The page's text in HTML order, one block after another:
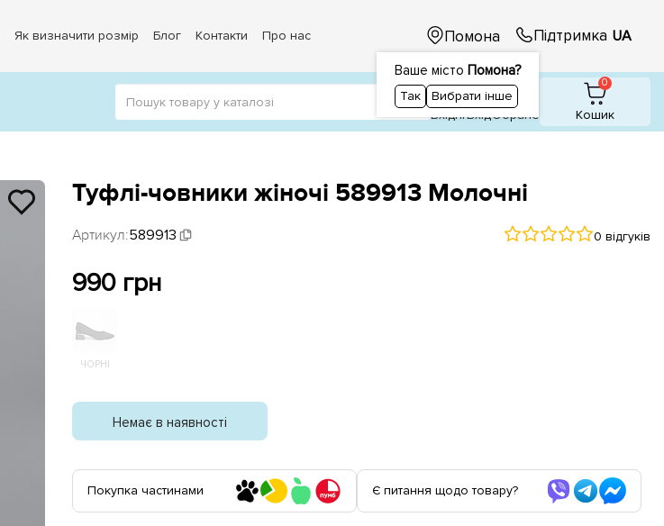
Як визначити розмір Блог Контакти Про нас Помона
Ваше місто Помона?
Так Вибрати інше
Підтримка UA
1
ВхідніВхiдОбране
0
Кошик
Туфлі-човники жіночі 589913 Молочні
Артикул:589913 0 відгуків
990 грн
ЧОРНІ
Немає в наявності
Покупка частинами Є питання щодо товару?